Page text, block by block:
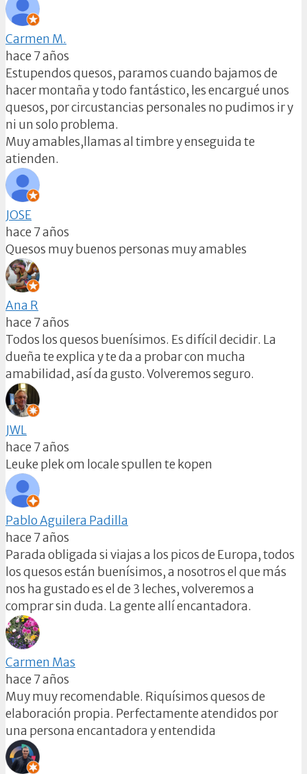
Carmen M.
hace 7 años
Estupendos quesos, paramos cuando bajamos de
hacer montaña y todo fantástico, les encargué unos
quesos, por circustancias personales no pudimos ir y
ni un solo problema.
Muy amables,llamas al timbre y enseguida te
atienden.
JOSE
hace 7 años
Quesos muy buenos personas muy amables
Ana R
hace 7 años
Todos los quesos buenísimos. Es difícil decidir. La
dueña te explica y te da a probar con mucha
amabilidad, así da gusto. Volveremos seguro.
JWL
hace 7 años
Leuke plek om locale spullen te kopen
Pablo Aguilera Padilla
hace 7 años
Parada obligada si viajas a los picos de Europa, todos
los quesos están buenísimos, a nosotros el que más
nos ha gustado es el de 3 leches, volveremos a
comprar sin duda. La gente allí encantadora.
Carmen Mas
hace 7 años
Muy muy recomendable. Riquísimos quesos de
elaboración propia. Perfectamente atendidos por
una persona encantadora y entendida